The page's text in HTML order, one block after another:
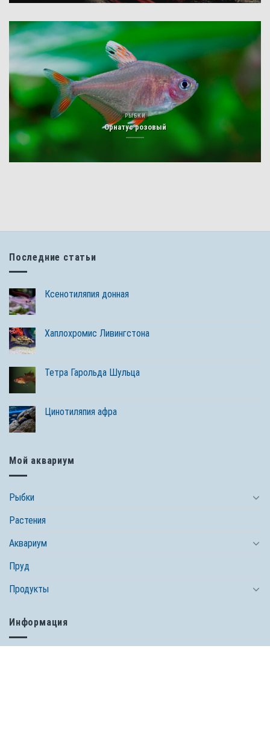
РЫБКИ
Орнатус розовый
Последние статьи
Ксенотиляпия донная
Хаплохромис Ливингстона
Тетра Гарольда Шульца
Цинотиляпия афра
Мой аквариум
Рыбки
Растения
Аквариум
Пруд
Продукты
Информация